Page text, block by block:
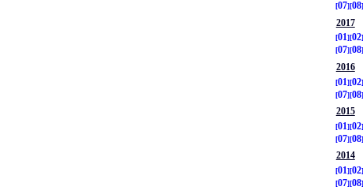
07 08
2017
01 02
07 08
2016
01
02
07 08
2015
01
02
07 08
2014
01
02
07 08